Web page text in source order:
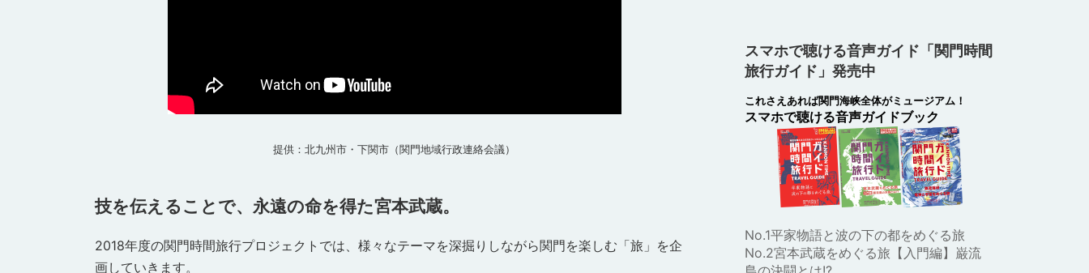
提供：北九州市・下関市（関門地域行政連絡会議）
技を伝えることで、永遠の命を得た宮本武蔵。
2018年度の関門時間旅行プロジェクトでは、様々なテーマを深掘りしながら関門を楽しむ「旅」を企
画していきます。
スマホで聴ける音声ガイド「関門時間
旅行ガイド」発売中
これさえあれば関門海峡全体がミュージアム！
スマホで聴ける音声ガイドブック
No.1平家物語と波の下の都をめぐる旅
No.2宮本武蔵をめぐる旅【入門編】巌流